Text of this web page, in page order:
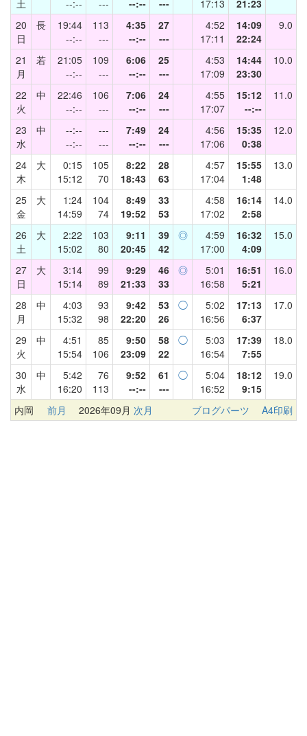
土 --:-- --- --:-- --- 17:13
21:23
20
日
長
19:44
--:--
113
---
4:35
--:--
27
---
4:52
17:11
14:09
22:24
9.0
21
月
若
21:05
--:--
109
---
6:06
--:--
25
---
4:53
17:09
14:44
23:30
10.0
22
火
中
22:46
--:--
106
---
7:06
--:--
24
---
4:55
17:07
15:12
--:--
11.0
23
水
中
--:--
--:--
---
---
7:49
--:--
24
---
4:56
17:06
15:35
0:38
12.0
24
木
大
0:15
15:12
105
70
8:22
18:43
28
63
4:57
17:04
15:55
1:48
13.0
25
金
大
1:24
14:59
104
74
8:49
19:52
33
53
4:58
17:02
16:14
2:58
14.0
26
土
大
2:22
15:02
103
80
9:11
20:45
39
42
◎
4:59
17:00
16:32
4:09
15.0
27
日
大
3:14
15:14
99
89
9:29
21:33
46
33
◎
5:01
16:58
16:51
5:21
16.0
28
月
中
4:03
15:32
93
98
9:42
22:20
53
26
◯
5:02
16:56
17:13
6:37
17.0
29
火
中
4:51
15:54
85
106
9:50
23:09
58
22
◯
5:03
16:54
17:39
7:55
18.0
30
水
中
5:42
16:20
76
113
9:52
--:--
61
---
◯
5:04
16:52
18:12
9:15
19.0
内岡 前月 2026年09月 次月 ブログパーツ A4印刷